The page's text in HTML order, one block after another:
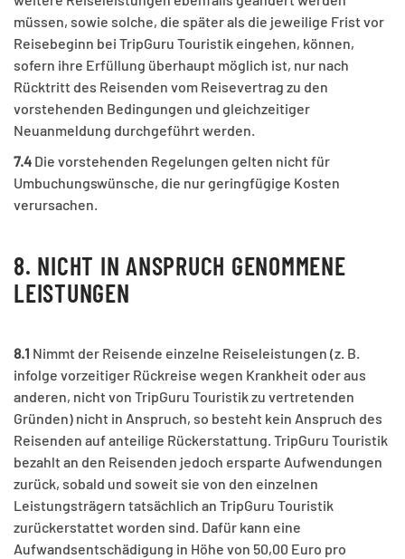
müssen, sowie solche, die später als die jeweilige Frist vor
Reisebeginn bei TripGuru Touristik eingehen, können,
sofern ihre Erfüllung überhaupt möglich ist, nur nach
Rücktritt des Reisenden vom Reisevertrag zu den
vorstehenden Bedingungen und gleichzeitiger
Neuanmeldung durchgeführt werden.
7.4 Die vorstehenden Regelungen gelten nicht für
Umbuchungswünsche, die nur geringfügige Kosten
verursachen.
8. NICHT IN ANSPRUCH GENOMMENE
LEISTUNGEN
8.1 Nimmt der Reisende einzelne Reiseleistungen (z. B.
infolge vorzeitiger Rückreise wegen Krankheit oder aus
anderen, nicht von TripGuru Touristik zu vertretenden
Gründen) nicht in Anspruch, so besteht kein Anspruch des
Reisenden auf anteilige Rückerstattung. TripGuru Touristik
bezahlt an den Reisenden jedoch ersparte Aufwendungen
zurück, sobald und soweit sie von den einzelnen
Leistungsträgern tatsächlich an TripGuru Touristik
zurückerstattet worden sind. Dafür kann eine
Aufwandsentschädigung in Höhe von 50,00 Euro pro